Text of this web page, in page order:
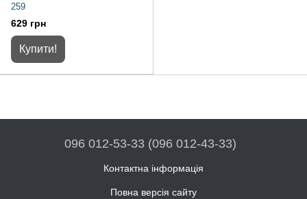
259
629 грн
Купити!
096 012-53-33 (096 012-43-33)
Контактна інформація
Повна версія сайту